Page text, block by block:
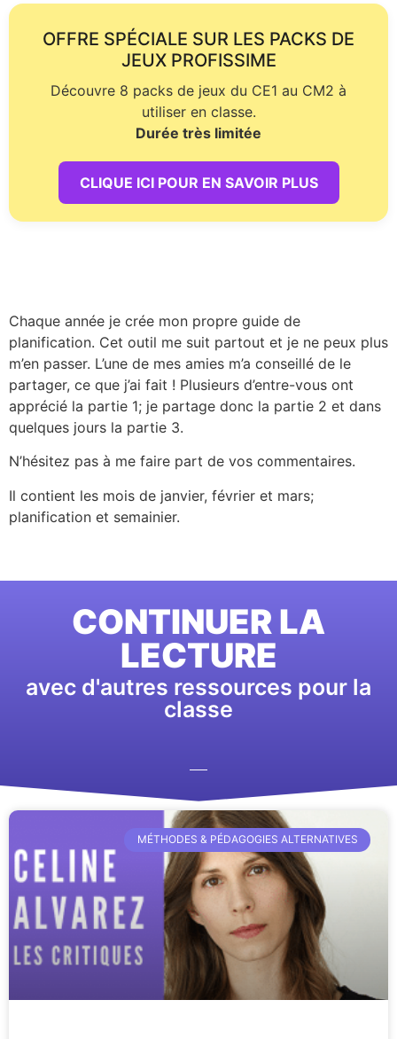
OFFRE SPÉCIALE SUR LES PACKS DE
JEUX PROFISSIME
Découvre 8 packs de jeux du CE1 au CM2 à
utiliser en classe.
Durée très limitée
CLIQUE ICI POUR EN SAVOIR PLUS
Chaque année je crée mon propre guide de
planification. Cet outil me suit partout et je ne peux plus
m’en passer. L’une de mes amies m’a conseillé de le
partager, ce que j’ai fait ! Plusieurs d’entre-vous ont
apprécié la partie 1; je partage donc la partie 2 et dans
quelques jours la partie 3.
N’hésitez pas à me faire part de vos commentaires.
Il contient les mois de janvier, février et mars;
planification et semainier.
CONTINUER LA
LECTURE
avec d'autres ressources pour la
classe
MÉTHODES & PÉDAGOGIES ALTERNATIVES